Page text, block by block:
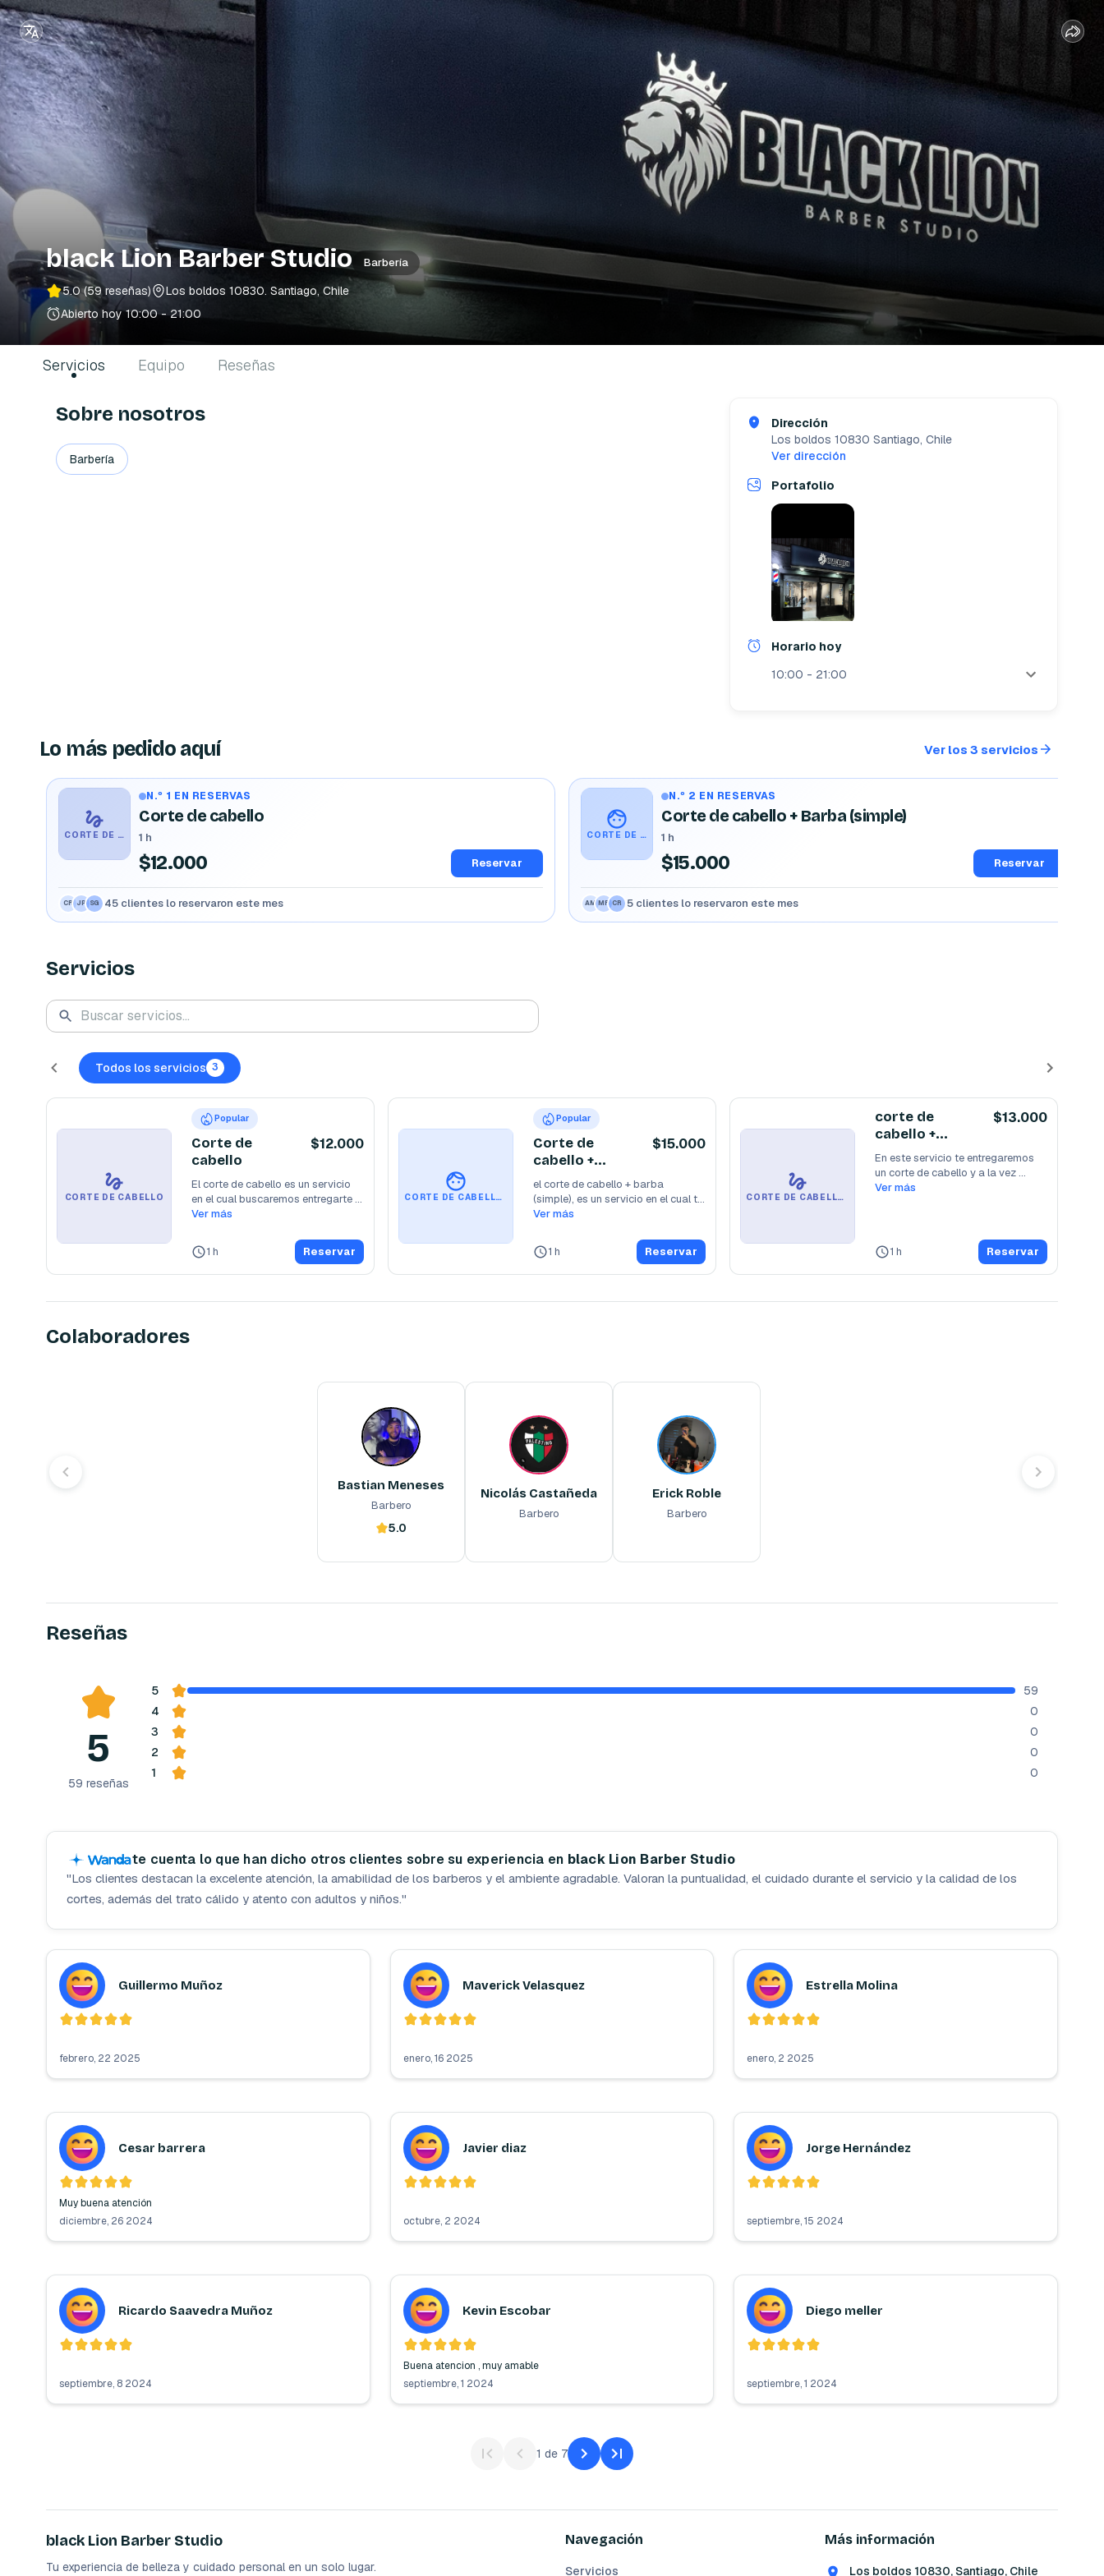
black Lion Barber Studio Barbería
5.0(59 reseñas) Los boldos 10830. Santiago, Chile
Abierto hoy 10:00 - 21:00
Servicios Equipo Reseñas
Sobre nosotros
Barbería
Dirección
Los boldos 10830 Santiago, Chile
Ver dirección
Portafolio
Horario hoy
10:00 - 21:00
Lo más pedido aquí Ver los 3 servicios
CORTE DE CABELLO
N.º 1 EN RESERVAS
Corte de cabello
1 h
$12.000 Reservar
CR JP SG 45 clientes lo reservaron este mes
CORTE DE CABELLO + BARBA (SIMPLE)
N.º 2 EN RESERVAS
Corte de cabello + Barba (simple)
1 h
$15.000 Reservar
AM MR CR 5 clientes lo reservaron este mes
Servicios
Todos los servicios 3
CORTE DE CABELLO
Popular
Corte de
cabello
$12.000
El corte de cabello es un servicio
en el cual buscaremos entregarte
un look que
Ver más
1 h Reservar
CORTE DE CABELLO + BARBA (SIMPLE)
Popular
Corte de
cabello +
Barba (simple)
$15.000
el corte de cabello + barba
(simple), es un servicio en el cual te
entregaremos
Ver más
1 h Reservar
CORTE DE CABELLO + LAVADO DE CABELLO
corte de
cabello +
lavado de
cabello
$13.000
En este servicio te entregaremos
un corte de cabello y a la vez
lavaremos este
Ver más
1 h Reservar
Colaboradores
Bastian Meneses
Barbero
5.0
Barbero
Nicolás Castañeda
Barbero
Barbero
Erick Roble
Barbero
Barbero
Reseñas
5
59 reseñas
5
59
4
0
3
0
2
0
1
0
te cuenta lo que han dicho otros clientes sobre su experiencia en black Lion Barber Studio
"Los clientes destacan la excelente atención, la amabilidad de los barberos y el ambiente agradable. Valoran la puntualidad, el cuidado durante el servicio y la calidad de los
cortes, además del trato cálido y atento con adultos y niños."
Guillermo Muñoz
febrero, 22 2025
Maverick Velasquez
enero, 16 2025
Estrella Molina
enero, 2 2025
Cesar barrera
Muy buena atención
diciembre, 26 2024
Javier diaz
octubre, 2 2024
Jorge Hernández
septiembre, 15 2024
Ricardo Saavedra Muñoz
septiembre, 8 2024
Kevin Escobar
Buena atencion , muy amable
septiembre, 1 2024
Diego meller
septiembre, 1 2024
1 de 7
black Lion Barber Studio
Tu experiencia de belleza y cuidado personal en un solo lugar.
Navegación
Servicios
Más información
Los boldos 10830, Santiago, Chile